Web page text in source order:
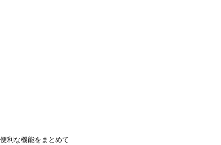
便利な機能をまとめて